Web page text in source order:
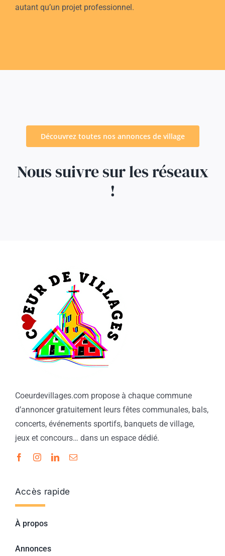
autant qu’un projet professionnel.
Découvrez toutes nos annonces de village
Nous suivre sur les réseaux
!
Coeurdevillages.com propose à chaque commune
d’annoncer gratuitement leurs fêtes communales, bals,
concerts, événements sportifs, banquets de village,
jeux et concours… dans un espace dédié.
Accès rapide
À propos
Annonces